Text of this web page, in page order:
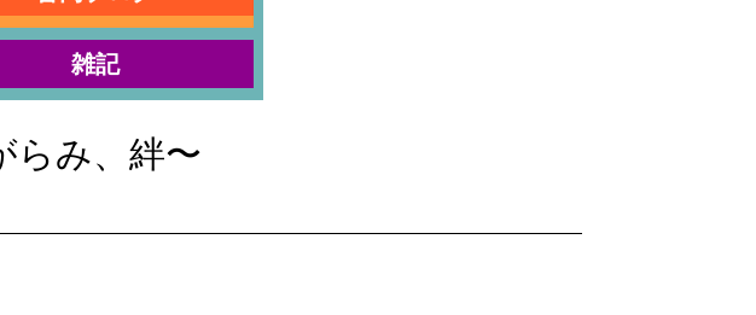
雑記
らみ、絆〜